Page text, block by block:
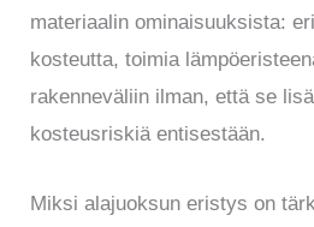
materiaalin ominaisuuksista:
kosteutta, toimia
rakenneväliin ilman, että se
kosteusriskiä entisestään.
Miksi alajuoksun eristys on